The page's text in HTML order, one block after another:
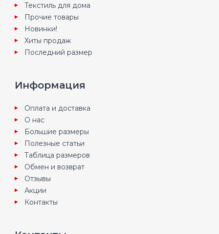
Текстиль для дома
Прочие товары
Новинки!
Хиты продаж
Последний размер
Информация
Оплата и доставка
О нас
Большие размеры
Полезные статьи
Таблица размеров
Обмен и возврат
Отзывы
Акции
Контакты